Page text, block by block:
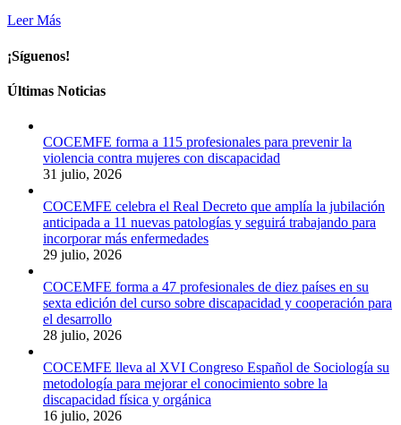
Leer Más
¡Síguenos!
Últimas Noticias
COCEMFE forma a 115 profesionales para prevenir la
violencia contra mujeres con discapacidad
31 julio, 2026
COCEMFE celebra el Real Decreto que amplía la jubilación
anticipada a 11 nuevas patologías y seguirá trabajando para
incorporar más enfermedades
29 julio, 2026
COCEMFE forma a 47 profesionales de diez países en su
sexta edición del curso sobre discapacidad y cooperación para
el desarrollo
28 julio, 2026
COCEMFE lleva al XVI Congreso Español de Sociología su
metodología para mejorar el conocimiento sobre la
discapacidad física y orgánica
16 julio, 2026